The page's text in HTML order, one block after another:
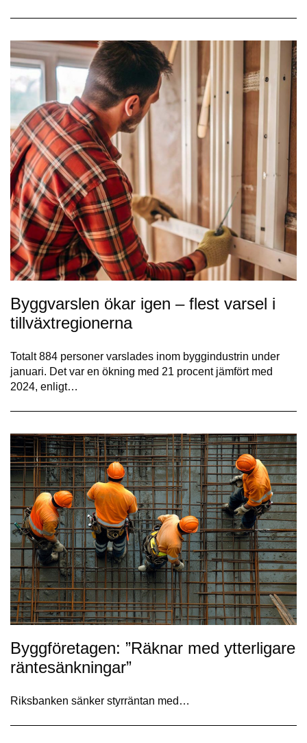
Byggvarslen ökar igen – flest varsel i
tillväxtregionerna
Totalt 884 personer varslades inom byggindustrin under
januari. Det var en ökning med 21 procent jämfört med
2024, enligt…
Byggföretagen: ”Räknar med ytterligare
räntesänkningar”
Riksbanken sänker styrräntan med…